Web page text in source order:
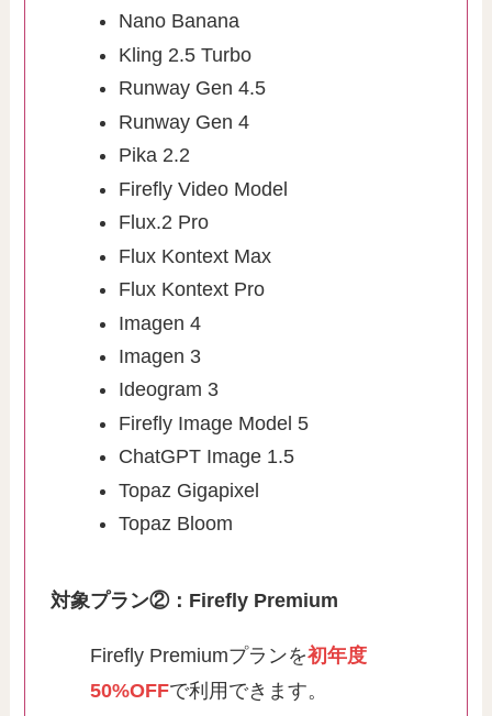
Nano Banana
Kling 2.5 Turbo
Runway Gen 4.5
Runway Gen 4
Pika 2.2
Firefly Video Model
Flux.2 Pro
Flux Kontext Max
Flux Kontext Pro
Imagen 4
Imagen 3
Ideogram 3
Firefly Image Model 5
ChatGPT Image 1.5
Topaz Gigapixel
Topaz Bloom
対象プラン②：Firefly Premium
Firefly Premiumプランを初年度
50%OFFで利用できます。